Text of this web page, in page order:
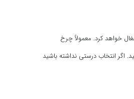
خواهد کرد. معمولاً چرخ
اگر انتخاب درستی نداشته باشید